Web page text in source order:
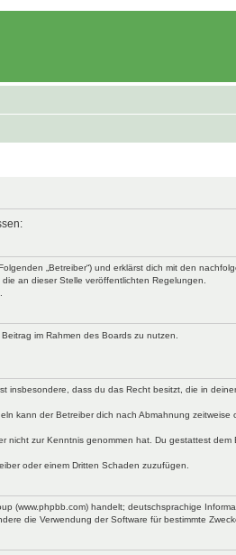
„Betreiber“) und erklärst dich mit den
an dieser Stelle veröffentlichten Regelungen.
im Rahmen des Boards zu nutzen.
dass du das Recht besitzt, die in
kann der Betreiber dich nach Abmahnung
zur Kenntnis genommen hat. Du gestattest
oder einem Dritten Schaden zuzufügen.
(www.phpbb.com) handelt; deutschsprachige
die Verwendung der Software für bestimmte